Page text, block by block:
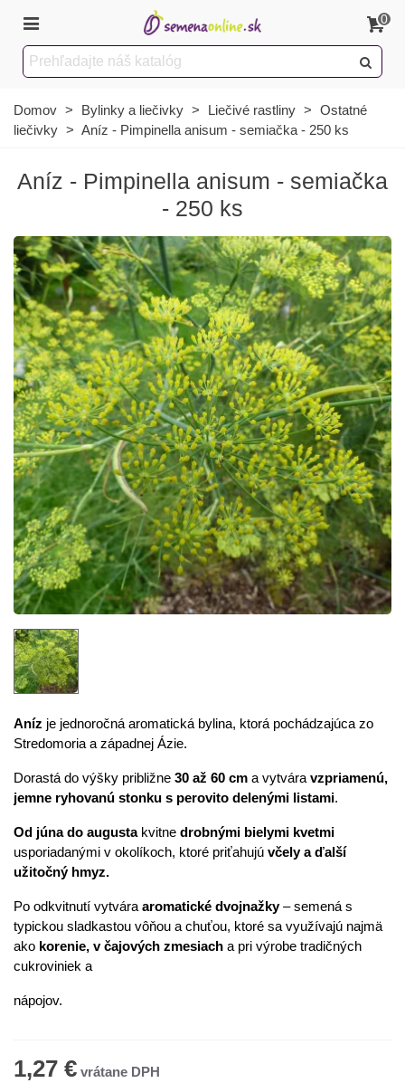
0
Domov > Bylinky a liečivky > Liečivé rastliny > Ostatné
liečivky > Aníz - Pimpinella anisum - semiačka - 250 ks
Aníz - Pimpinella anisum - semiačka
- 250 ks
Aníz je jednoročná aromatická bylina, ktorá pochádzajúca zo
Stredomoria a západnej Ázie.
Dorastá do výšky približne 30 až 60 cm a vytvára vzpriamenú,
jemne ryhovanú stonku s perovito delenými listami.
Od júna do augustakvitne drobnými bielymi kvetmi
usporiadanými v okolíkoch, ktoré priťahujú včely a ďalší
užitočný hmyz.
Po odkvitnutí vytvára aromatické dvojnažky– semená s
typickou sladkastou vôňou a chuťou, ktoré sa využívajú najmä
ako korenie, v čajových zmesiach a pri výrobe tradičných
cukroviniek a
nápojov.
1,27 €